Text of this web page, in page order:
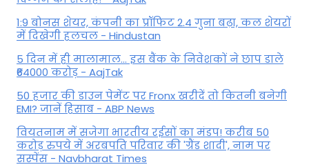
1:9 बोनस शेयर, कंपनी का प्रॉफिट 2.4 गुना बढ़ा, कल शेयरों
में दिखेगी हलचल - Hindustan
5 दिन में ही मालामाल... इस बैंक के निवेशकों ने छाप डाले
₹64000 करोड़ - AajTak
50 हजार की डाउन पेमेंट पर Fronx खरीदें तो कितनी बनेगी
EMI? जानें हिसाब - ABP News
वियतनाम में सजेगा भारतीय रईसों का मंडप! करीब 50
करोड़ रुपये में अरबपति परिवार की 'ग्रैंड शादी', नाम पर
सस्पेंस - Navbharat Times